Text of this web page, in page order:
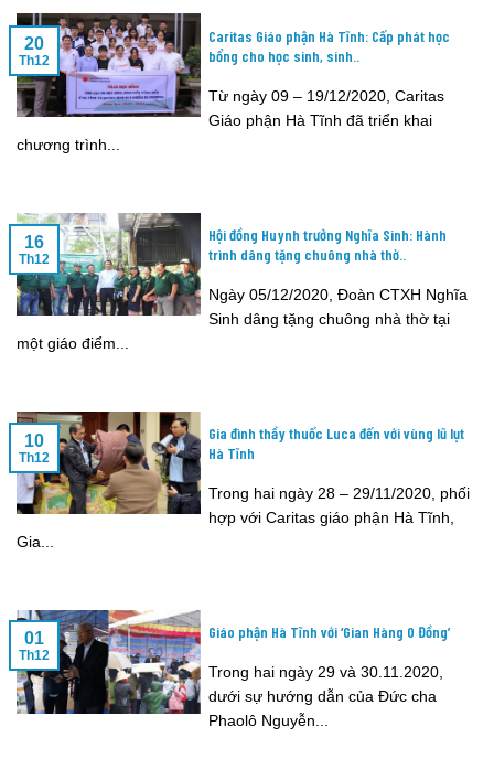
Caritas Giáo phận Hà Tĩnh: Cấp phát học
bổng cho học sinh, sinh..
Từ ngày 09 – 19/12/2020, Caritas
Giáo phận Hà Tĩnh đã triển khai
chương trình...
20
Th12
Hội đồng Huynh trưởng Nghĩa Sinh: Hành
trình dâng tặng chuông nhà thờ..
Ngày 05/12/2020, Đoàn CTXH Nghĩa
Sinh dâng tặng chuông nhà thờ tại
một giáo điểm...
16
Th12
Gia đình thầy thuốc Luca đến với vùng lũ lụt
Hà Tĩnh
Trong hai ngày 28 – 29/11/2020, phối
hợp với Caritas giáo phận Hà Tĩnh,
Gia...
10
Th12
Giáo phận Hà Tĩnh với ‘Gian Hàng 0 Đồng’
Trong hai ngày 29 và 30.11.2020,
dưới sự hướng dẫn của Đức cha
Phaolô Nguyễn...
01
Th12